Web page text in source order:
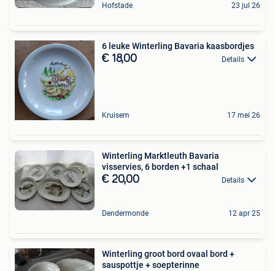
Hofstade 23 jul 26
6 leuke Winterling Bavaria kaasbordjes
€ 18,00 Details
Kruisem 17 mei 26
Winterling Marktleuth Bavaria
visservies, 6 borden +1 schaal
€ 20,00 Details
Dendermonde 12 apr 25
Winterling groot bord ovaal bord +
sauspottje + soepterinne